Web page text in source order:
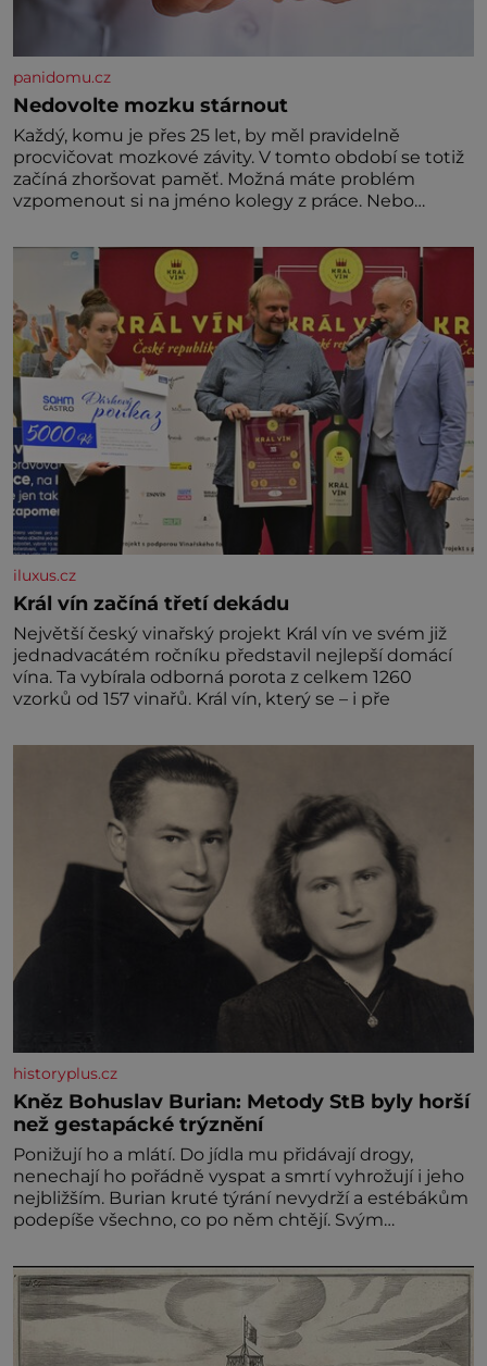
panidomu.cz
Nedovolte mozku stárnout
Každý, komu je přes 25 let, by měl pravidelně
procvičovat mozkové závity. V tomto období se totiž
začíná zhoršovat paměť. Možná máte problém
vzpomenout si na jméno kolegy z práce. Nebo
nedávno přečetli. Je to opravdu tak, s věkem jako
kdyby se paměť rozhodla stávkovat. Cvičte
iluxus.cz
Král vín začíná třetí dekádu
Největší český vinařský projekt Král vín ve svém již
jednadvacátém ročníku představil nejlepší domácí
vína. Ta vybírala odborná porota z celkem 1260
vzorků od 157 vinařů. Král vín, který se – i pře
historyplus.cz
Kněz Bohuslav Burian: Metody StB byly horší
než gestapácké trýznění
Ponižují ho a mlátí. Do jídla mu přidávají drogy,
nenechají ho pořádně vyspat a smrtí vyhrožují i jeho
nejbližším. Burian kruté týrání nevydrží a estébákům
podepíše všechno, co po něm chtějí. Svým
výslechů nikdo nevyvíjel fyzický ani psychický nátlak.
Syn brněnského řezníka chce být knězem a